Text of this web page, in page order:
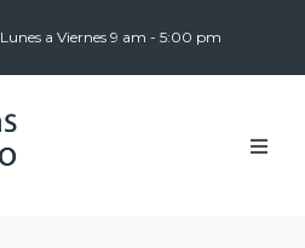
Lunes a Viernes 9 am - 5:00 pm